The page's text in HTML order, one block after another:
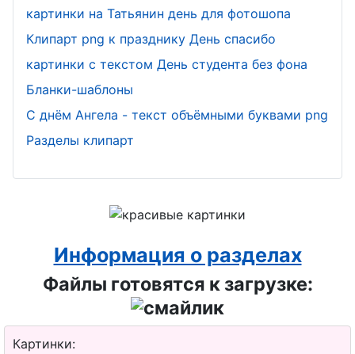
картинки на Татьянин день для фотошопа
Клипарт png к празднику День спасибо
картинки с текстом День студента без фона
Бланки-шаблоны
С днём Ангела - текст объёмными буквами png
Разделы клипарт
Информация о разделах
Файлы готовятся к загрузке:
Картинки: